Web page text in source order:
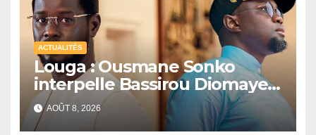
ACTUALITÉS
Louga : Ousmane Sonko
interpelle Bassirou Diomaye
Faye sur la date des élections
locales
AOÛT 8, 2026